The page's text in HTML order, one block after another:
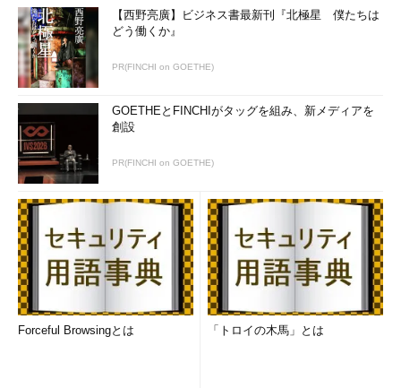
【西野亮廣】ビジネス書最新刊『北極星 僕たちは
どう働くか』
PR(FINCHI on GOETHE)
GOETHEとFINCHIがタッグを組み、新メディアを
創設
PR(FINCHI on GOETHE)
Forceful Browsingとは 「トロイの木馬」とは